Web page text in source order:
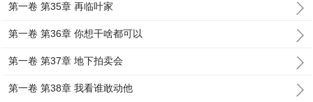
第一卷 第35章 再临叶家
第一卷 第36章 你想干啥都可以
第一卷 第37章 地下拍卖会
第一卷 第38章 我看谁敢动他